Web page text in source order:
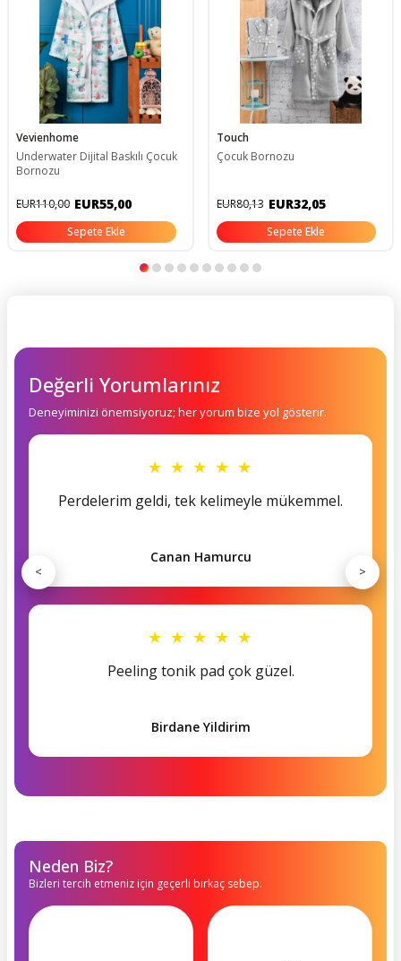
Vevienhome
Underwater Dijital Baskılı Çocuk
Bornozu
EUR110,00 EUR55,00
Sepete Ekle
Touch
Çocuk Bornozu
EUR80,13 EUR32,05
Sepete Ekle
Değerli Yorumlarınız
Deneyiminizi önemsiyoruz; her yorum bize yol gösterir.
★ ★ ★ ★ ★
Perdelerim geldi, tek kelimeyle mükemmel.
Canan Hamurcu
★ ★ ★ ★ ★
Peeling tonik pad çok güzel.
Birdane Yildirim
< >
Neden Biz?
Bizleri tercih etmeniz için geçerli birkaç sebep.